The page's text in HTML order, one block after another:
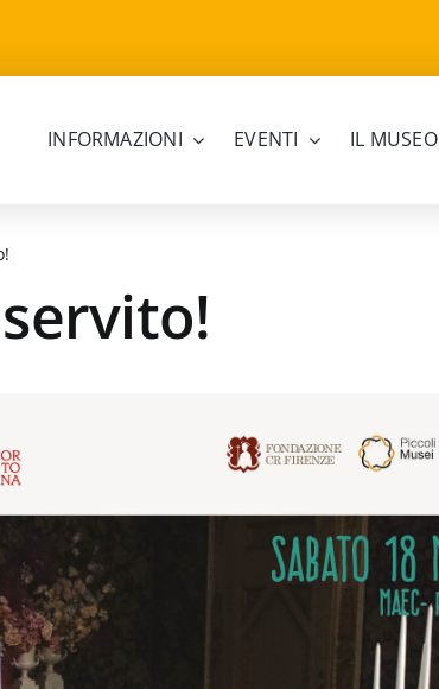
INFORMAZIONI EVENTI IL MUSEO